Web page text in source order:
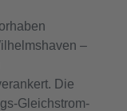
–
Die
Gleichstrom-